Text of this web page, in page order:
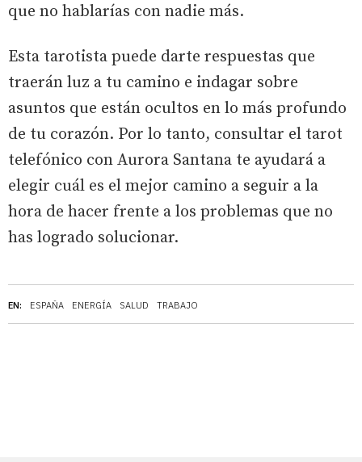
EN: ESPAÑA ENERGÍA SALUD TRABAJO
que no hablarías con nadie más.
Esta tarotista puede darte respuestas que
traerán luz a tu camino e indagar sobre
asuntos que están ocultos en lo más profundo
de tu corazón. Por lo tanto, consultar el tarot
telefónico con Aurora Santana te ayudará a
elegir cuál es el mejor camino a seguir a la
hora de hacer frente a los problemas que no
has logrado solucionar.